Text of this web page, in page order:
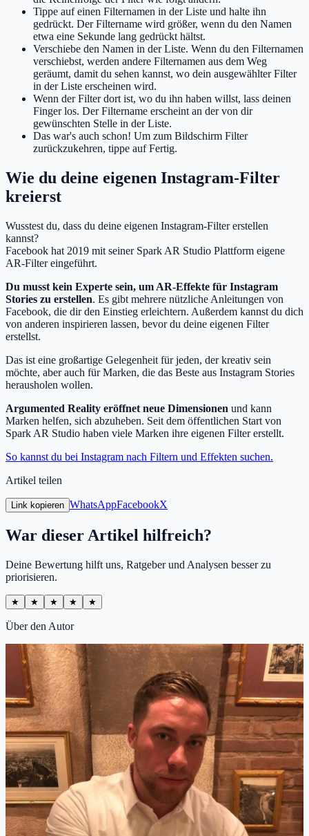
Tippe auf einen Filternamen in der Liste und halte ihn
gedrückt. Der Filtername wird größer, wenn du den Namen
etwa eine Sekunde lang gedrückt hältst.
Verschiebe den Namen in der Liste. Wenn du den Filternamen
verschiebst, werden andere Filternamen aus dem Weg
geräumt, damit du sehen kannst, wo dein ausgewählter Filter
in der Liste erscheinen wird.
Wenn der Filter dort ist, wo du ihn haben willst, lass deinen
Finger los. Der Filtername erscheint an der von dir
gewünschten Stelle in der Liste.
Das war's auch schon! Um zum Bildschirm Filter
zurückzukehren, tippe auf Fertig.
Wie du deine eigenen Instagram-Filter
kreierst
Wusstest du, dass du deine eigenen Instagram-Filter erstellen
kannst?
Facebook hat 2019 mit seiner Spark AR Studio Plattform eigene
AR-Filter eingeführt.
Du musst kein Experte sein, um AR-Effekte für Instagram
Stories zu erstellen. Es gibt mehrere nützliche Anleitungen von
Facebook, die dir den Einstieg erleichtern. Außerdem kannst du dich
von anderen inspirieren lassen, bevor du deine eigenen Filter
erstellst.
Das ist eine großartige Gelegenheit für jeden, der kreativ sein
möchte, aber auch für Marken, die das Beste aus Instagram Stories
herausholen wollen.
Argumented Reality eröffnet neue Dimensionen und kann
Marken helfen, sich abzuheben. Seit dem öffentlichen Start von
Spark AR Studio haben viele Marken ihre eigenen Filter erstellt.
So kannst du bei Instagram nach Filtern und Effekten suchen.
Artikel teilen
Link kopieren WhatsAppFacebookX
War dieser Artikel hilfreich?
Deine Bewertung hilft uns, Ratgeber und Analysen besser zu
priorisieren.
★ ★ ★ ★ ★
Über den Autor